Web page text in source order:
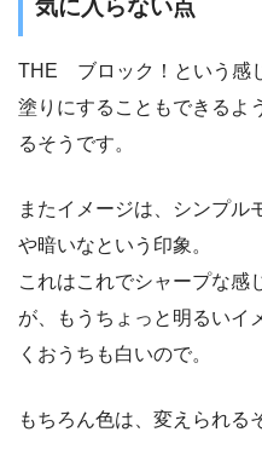
気に入らない点
THE ブロック！という感
塗りにすることもできるよ
るそうです。
またイメージは、シンプル
や暗いなという印象。
これはこれでシャープな感
が、もうちょっと明るいイ
くおうちも白いので。
もちろん色は、変えられる